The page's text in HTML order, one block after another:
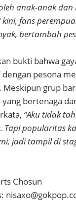
anak-anak dan
fans
bertambah
bukti bahwa
dengan pesona
Meskipun grup
bertenaga
“Aku tidak
Tapi popularitas
jadi tampil di
Chosun